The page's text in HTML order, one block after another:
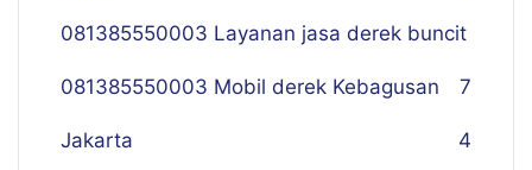
081385550003 Layanan jasa derek buncit
7
081385550003 Mobil derek Kebagusan
Jakarta 4